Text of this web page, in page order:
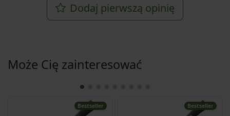
Dodaj pierwszą opinię
Może Cię zainteresować
Bestseller Bestseller